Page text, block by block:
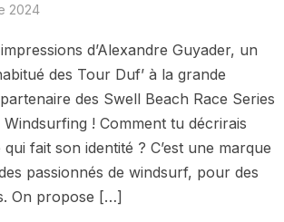
2024
d’Alexandre Guyader, un
des Tour Duf’ à la grande
des Swell Beach Race Series
! Comment tu décrirais
fait son identité ? C’est une marque
passionnés de windsurf, pour des
On propose […]